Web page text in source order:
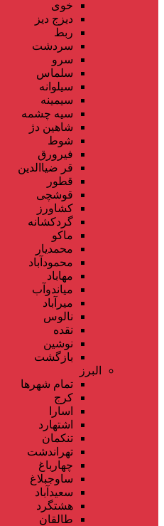
خوی
دیزج دیز
ربط
سردشت
سرو
سلماس
سیلوانه
سیمینه
سیه چشمه
شاهین دژ
شوط
فیرورق
قر ضیاالدین
قطور
قوشچی
کشاورز
گردکشانه
ماکو
محمدیار
محمودآباد
مهاباد
میاندوآب
میرآباد
نالوس
نقده
نوشین
بازگشت
البرز
تمام شهر‌ها
کرج
اسارا
اشتهارد
تنکمان
تهراندشت
چهارباغ
ساوجبلاغ
سعیدآباد
هشتگرد
طالقان